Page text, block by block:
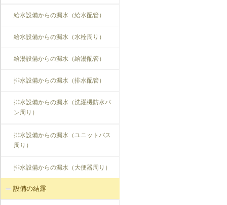
給水設備からの漏水（給水配管）
給水設備からの漏水（水栓周り）
給湯設備からの漏水（給湯配管）
排水設備からの漏水（排水配管）
排水設備からの漏水（洗濯機防水パ
ン周り）
排水設備からの漏水（ユニットバス
周り）
排水設備からの漏水（大便器周り）
設備の結露